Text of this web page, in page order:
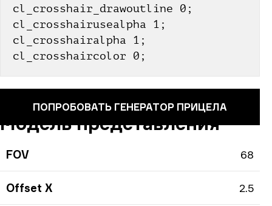
cl_crosshair_drawoutline 0;
cl_crosshairusealpha 1;
cl_crosshairalpha 1;
cl_crosshaircolor 0;
ПОПРОБОВАТЬ ГЕНЕРАТОР ПРИЦЕЛА
Модель представления
FOV 68
Offset X 2.5